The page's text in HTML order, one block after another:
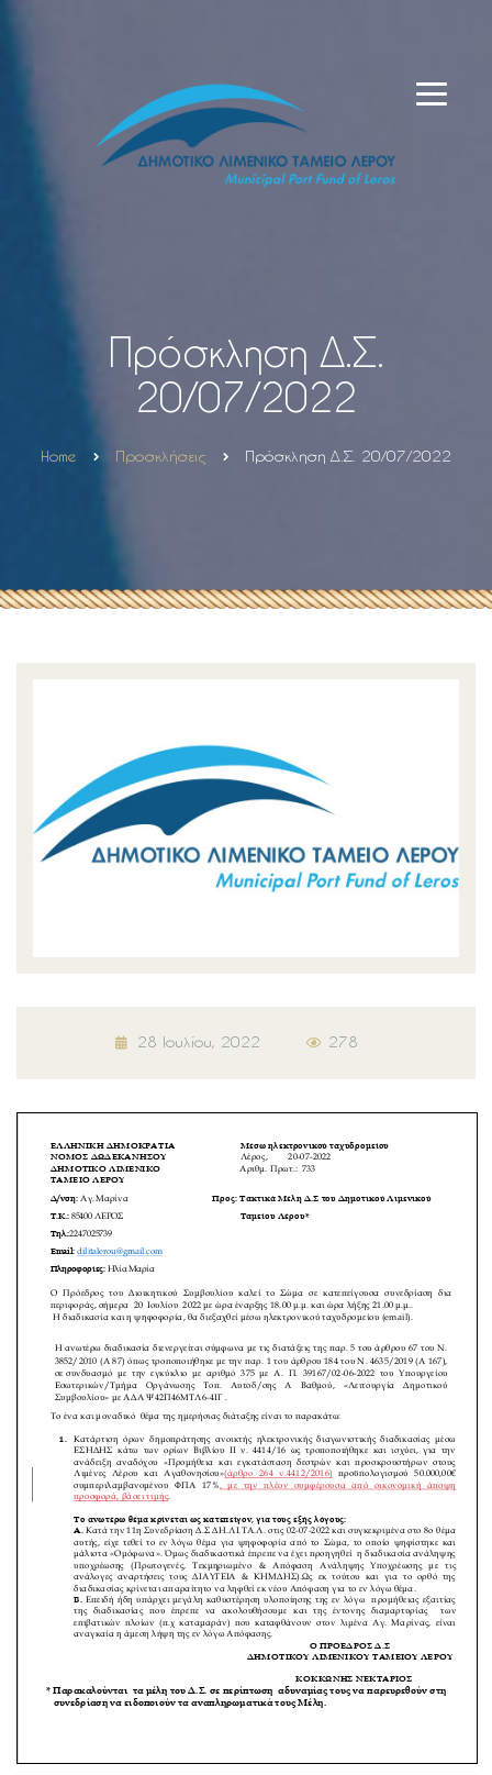
Πρόσκληση Δ.Σ.
20/07/2022
Home Προσκλήσεις Πρόσκληση Δ.Σ. 20/07/2022
28 Ιουλίου, 2022 278